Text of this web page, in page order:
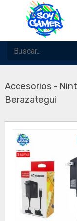
Accesorios -
Berazategui